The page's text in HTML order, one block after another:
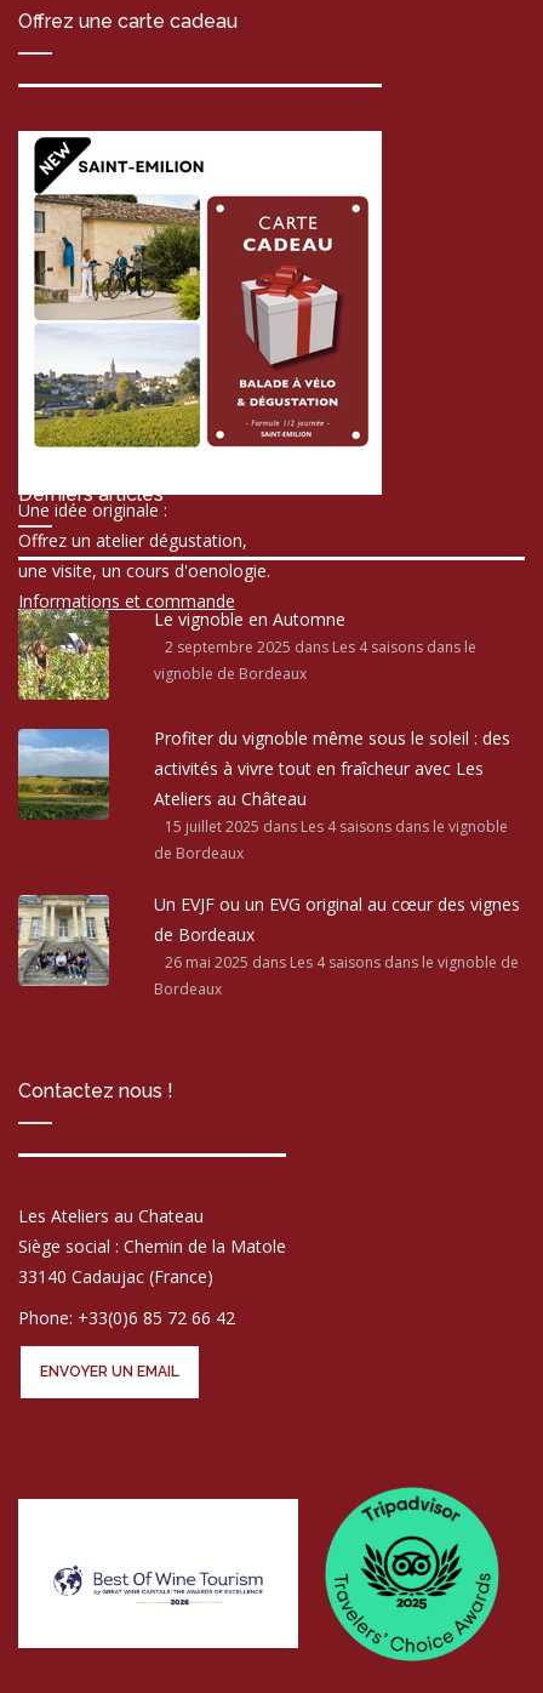
Offrez une carte cadeau
Une idée originale :
Offrez un atelier dégustation,
une visite, un cours d'oenologie.
Informations et commande
Derniers articles
Le vignoble en Automne
2 septembre 2025 dans Les 4 saisons dans le
vignoble de Bordeaux
Profiter du vignoble même sous le soleil : des
activités à vivre tout en fraîcheur avec Les
Ateliers au Château
15 juillet 2025 dans Les 4 saisons dans le vignoble
de Bordeaux
Un EVJF ou un EVG original au cœur des vignes
de Bordeaux
26 mai 2025 dans Les 4 saisons dans le vignoble de
Bordeaux
Contactez nous !
Les Ateliers au Chateau
Siège social : Chemin de la Matole
33140 Cadaujac (France)
Phone: +33(0)6 85 72 66 42
ENVOYER UN EMAIL